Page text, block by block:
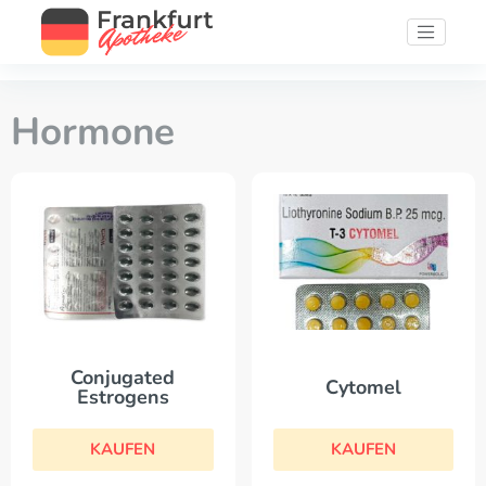
Hormone
Conjugated
Estrogens
KAUFEN
Cytomel
KAUFEN